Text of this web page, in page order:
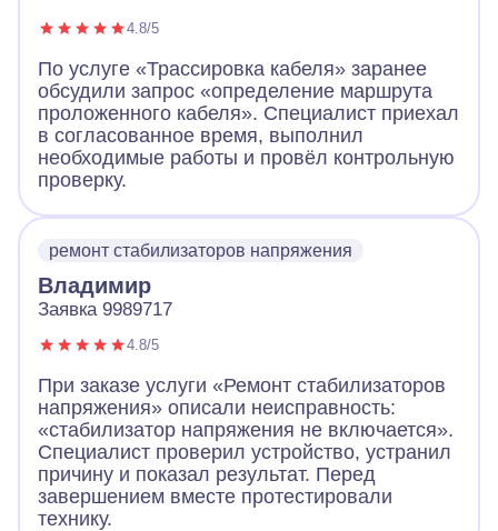
4.8/5
По услуге «Трассировка кабеля» заранее
обсудили запрос «определение маршрута
проложенного кабеля». Специалист приехал
в согласованное время, выполнил
необходимые работы и провёл контрольную
проверку.
ремонт стабилизаторов напряжения
Владимир
Заявка 9989717
4.8/5
При заказе услуги «Ремонт стабилизаторов
напряжения» описали неисправность:
«стабилизатор напряжения не включается».
Специалист проверил устройство, устранил
причину и показал результат. Перед
завершением вместе протестировали
технику.